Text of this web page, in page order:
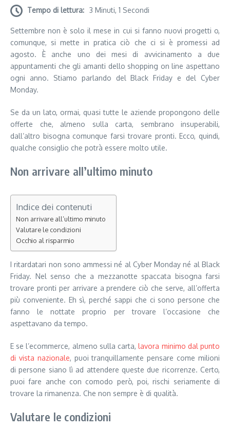
Tempo di lettura: 3 Minuti, 1 Secondi
Settembre non è solo il mese in cui si fanno nuovi progetti o,
comunque, si mette in pratica ciò che ci si è promessi ad
agosto. È anche uno dei mesi di avvicinamento a due
appuntamenti che gli amanti dello shopping on line aspettano
ogni anno. Stiamo parlando del Black Friday e del Cyber
Monday.
Se da un lato, ormai, quasi tutte le aziende propongono delle
offerte che, almeno sulla carta, sembrano insuperabili,
dall’altro bisogna comunque farsi trovare pronti. Ecco, quindi,
qualche consiglio che potrà essere molto utile.
Non arrivare all’ultimo minuto
Indice dei contenuti
Non arrivare all’ultimo minuto
Valutare le condizioni
Occhio al risparmio
I ritardatari non sono ammessi né al Cyber Monday né al Black
Friday. Nel senso che a mezzanotte spaccata bisogna farsi
trovare pronti per arrivare a prendere ciò che serve, all’offerta
più conveniente. Eh sì, perché sappi che ci sono persone che
fanno le nottate proprio per trovare l’occasione che
aspettavano da tempo.
E se l’ecommerce, almeno sulla carta,lavora minimo dal punto
di vista nazionale, puoi tranquillamente pensare come milioni
di persone siano lì ad attendere queste due ricorrenze. Certo,
puoi fare anche con comodo però, poi, rischi seriamente di
trovare la rimanenza. Che non sempre è di qualità.
Valutare le condizioni